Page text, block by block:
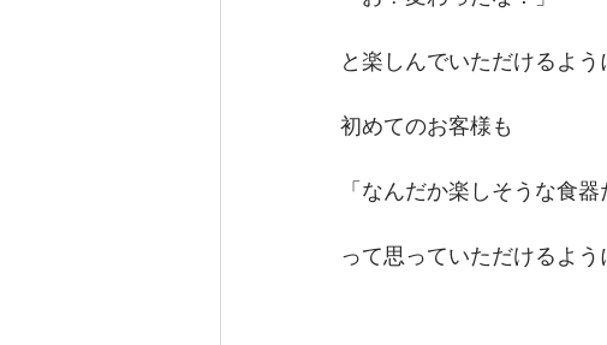
と楽しんでいただけるよう
初めてのお客様も
「なんだか楽しそうな食器
って思っていただけるよう